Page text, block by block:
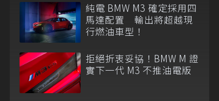
純電 BMW M3 確定採用四
馬達配置 輸出將超越現
行燃油車型！
拒絕折衷妥協！BMW M 證
實下一代 M3 不推油電版